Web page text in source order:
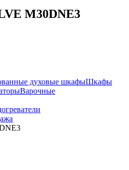
M30DNE3
духовые шкафыШкафы
Варочные